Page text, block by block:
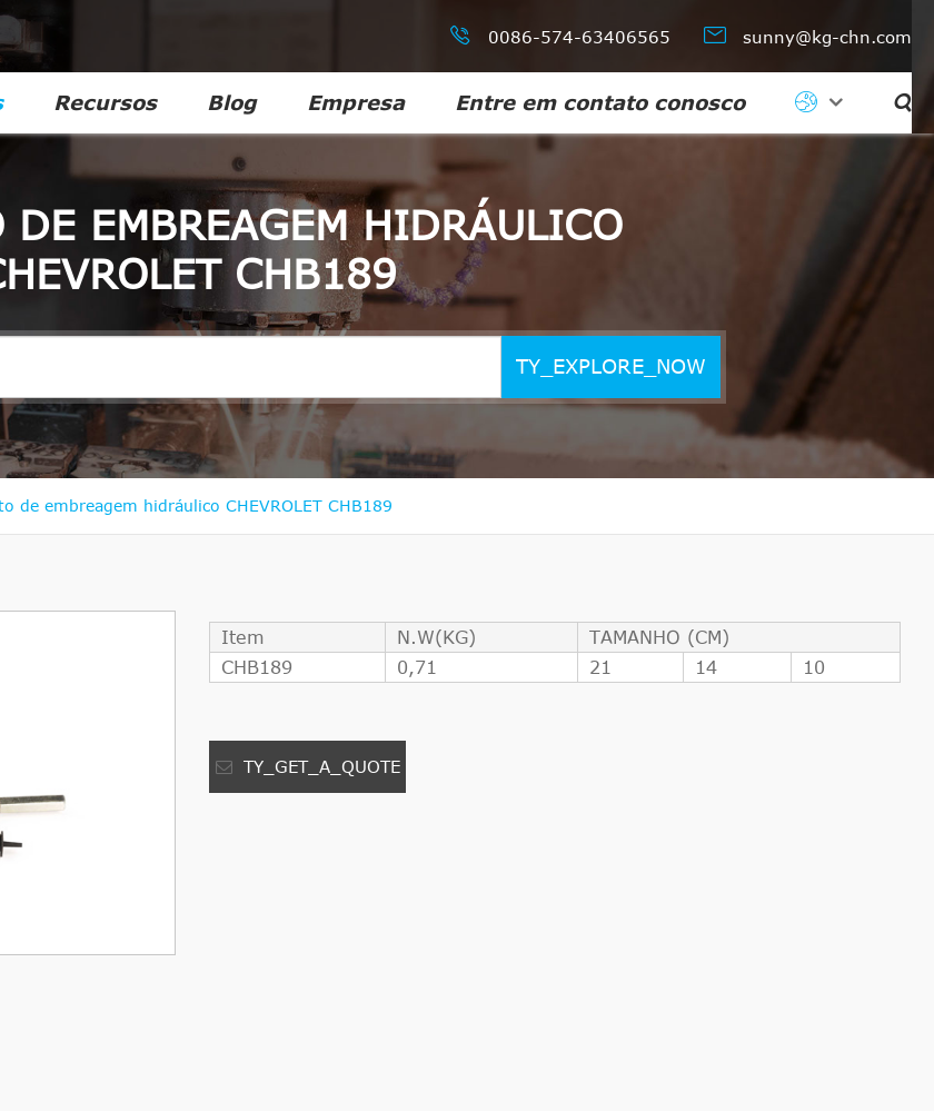
 0086-574-63406565  sunny@kg-chn.com
Recursos Blog Empresa Entre em contato conosco 
DE EMBREAGEM HIDRÁULICO
CHB189
TY_EXPLORE_NOW
de embreagem hidráulico CHEVROLET CHB189
Item N.W(KG)
TAMANHO (CM)
CHB189
0,71 21 14 10
TY_GET_A_QUOTE